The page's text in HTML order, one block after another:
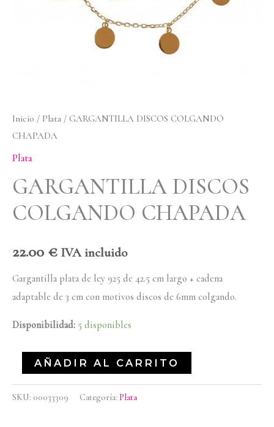
Inicio / Plata / GARGANTILLA DISCOS COLGANDO
CHAPADA
Plata
GARGANTILLA DISCOS
COLGANDO CHAPADA
22.00 € IVA incluido
Gargantilla plata de ley 925 de 42.5 cm largo + cadena
adaptable de 3 cm con motivos discos de 6mm colgando.
Disponibilidad: 5 disponibles
AÑADIR AL CARRITO
SKU: 00033309 Categoría: Plata